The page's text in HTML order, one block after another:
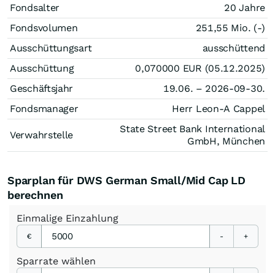
Fondsalter
20 Jahre
Fondsvolumen
251,55 Mio. (-)
Ausschüttungsart
ausschüttend
Ausschüttung
0,070000 EUR (05.12.2025)
Geschäftsjahr
19.06. – 2026-09-30.
Fondsmanager
Herr Leon-A Cappel
Verwahrstelle
State Street Bank International
GmbH, München
Sparplan für DWS German Small/Mid Cap LD
berechnen
Einmalige Einzahlung
€ - +
Sparrate wählen